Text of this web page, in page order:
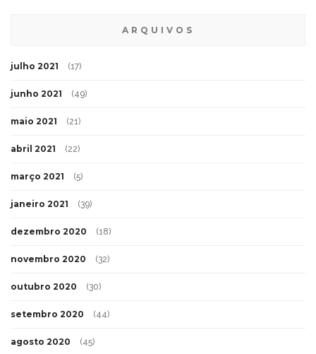
ARQUIVOS
julho 2021 (17)
junho 2021 (49)
maio 2021 (21)
abril 2021 (22)
março 2021 (5)
janeiro 2021 (39)
dezembro 2020 (18)
novembro 2020 (32)
outubro 2020 (30)
setembro 2020 (44)
agosto 2020 (45)